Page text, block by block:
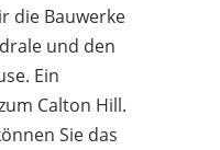
die Bauwerke
und den
Ein
Calton Hill.
Sie das